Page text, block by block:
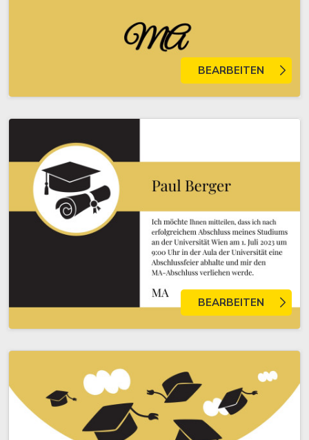
BEARBEITEN
BEARBEITEN